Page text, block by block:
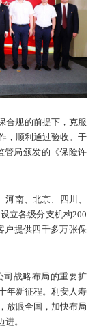
规的前提下，克服
，顺利通过验收。于
管局颁发的《保险许
南、北京、四川、
立各级分支机构200
户提供四千多万张保
战略布局的重要扩
年新征程。利安人寿
放眼全国，加快布局
。